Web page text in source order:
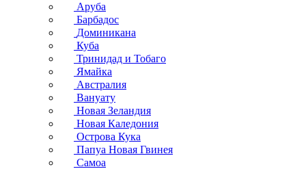
Аруба
Барбадос
Доминикана
Куба
Тринидад и Тобаго
Ямайка
Австралия
Вануату
Новая Зеландия
Новая Каледония
Острова Кука
Папуа Новая Гвинея
Самоа